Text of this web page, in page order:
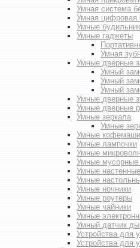
Умная система
Умная цифровая
Умные
Умные гаджеты
Умная
Умные дверные
Умный
Умный
Умный
Умные дверные
Умные дверные
Умные зеркала
Умные
Умные
Умные лампочки
Умные
Умные мусорные
Умные
Умные
Умные ночники
Умные роутеры
Умные чайники
Умные
Умный датчик
Устройства для
Устройства для